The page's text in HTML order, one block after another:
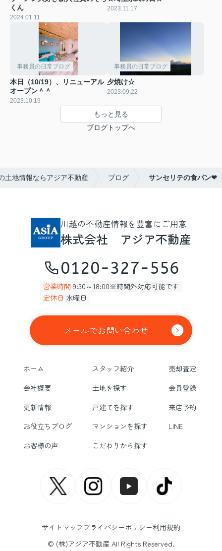
くん
2024.01.11
2023.11.17
事務員の日常ブログ
本日（10/19）、リニューアル
オープン＾＾
2023.10.19
事務員の日常ブログ
夕焼け☆
2023.09.22
もっと見る
ブログトップへ
土地情報ならアジア不動産 ブログ サンセリテの食パン❤
川越の不動産情報を豊富にご用意
株式会社 アジア不動産
0120-327-556
営業時間 9:30～18:00※時間外対応可能です
定休日 水曜日
メールでお問い合わせ
ホーム スタッフ紹介
売却査定
会社概要
土地を探す
会員登録
更新情報
戸建てを探す
来店予約
お役立ちブログ
マンションを探す
LINE
お客様の声
こだわりから探す
サイトマッププライバシーポリシー利用規約
© (株)アジア不動産 All Rights Reserved.